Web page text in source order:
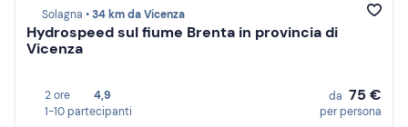
Solagna •34 km da Vicenza
Hydrospeed sul fiume Brenta in provincia di
Vicenza
2 ore
4,9
1-10 partecipanti
da 75 €
per persona